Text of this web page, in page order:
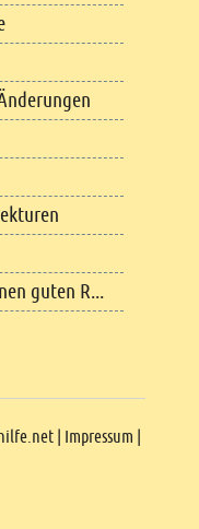
| Impressum |
guten R...